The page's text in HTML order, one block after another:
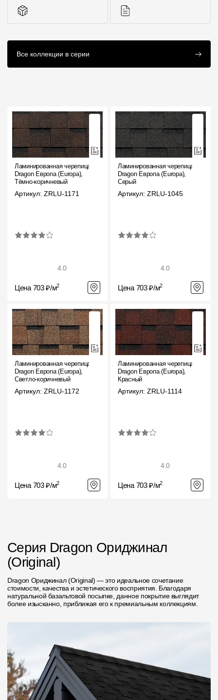
Комплектующие к
Все коллекции в серии
Ламинированная черепица
Dragon Европа (Europa),
Тёмно-коричневый
Артикул: ZRLU-1171
4.0
Цена 703 ₽/м2
Ламинированная черепица
Dragon Европа (Europa),
Серый
Артикул: ZRLU-1045
4.0
Цена 703 ₽/м2
Ламинированная черепица
Dragon Европа (Europa),
Светло-коричневый
Артикул: ZRLU-1172
4.0
Цена 703 ₽/м2
Ламинированная черепица
Dragon Европа (Europa),
Красный
Артикул: ZRLU-1114
4.0
Цена 703 ₽/м2
Серия Dragon Ориджинал
(Original)
Dragon Ориджинал (Original) — это идеальное сочетание
стоимости, качества и эстетического восприятия. Благодаря
натуральной базальтовой посыпке, данное покрытие выглядит
более изысканно, приближая его к премиальным коллекциям.